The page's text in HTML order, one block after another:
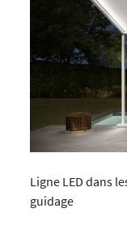
Ligne LED dans
guidage